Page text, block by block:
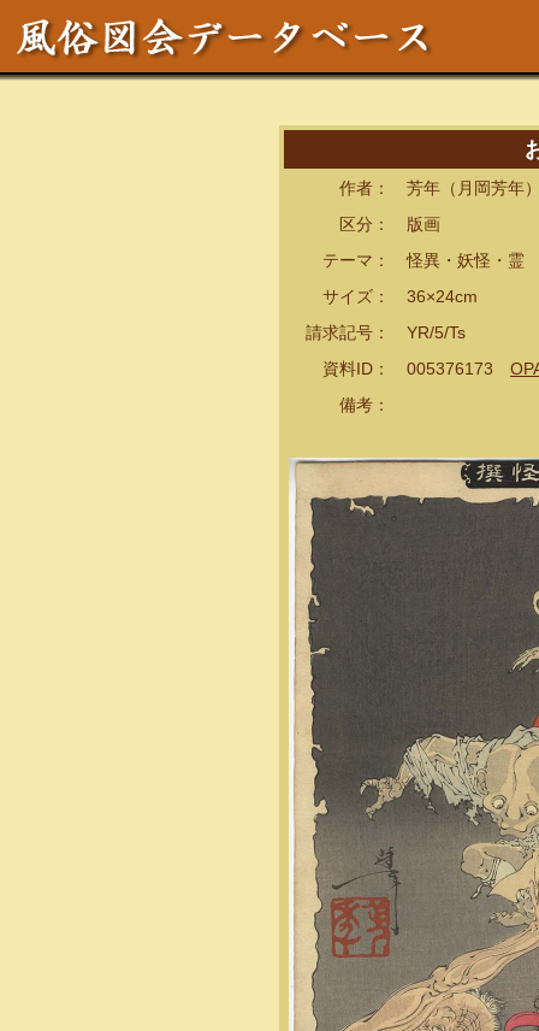
作者： 芳年（月岡芳年）
区分： 版画
テーマ： 怪異・妖怪・霊
サイズ： 36×24cm
請求記号： YR/5/Ts
資料ID： 005376173
備考：